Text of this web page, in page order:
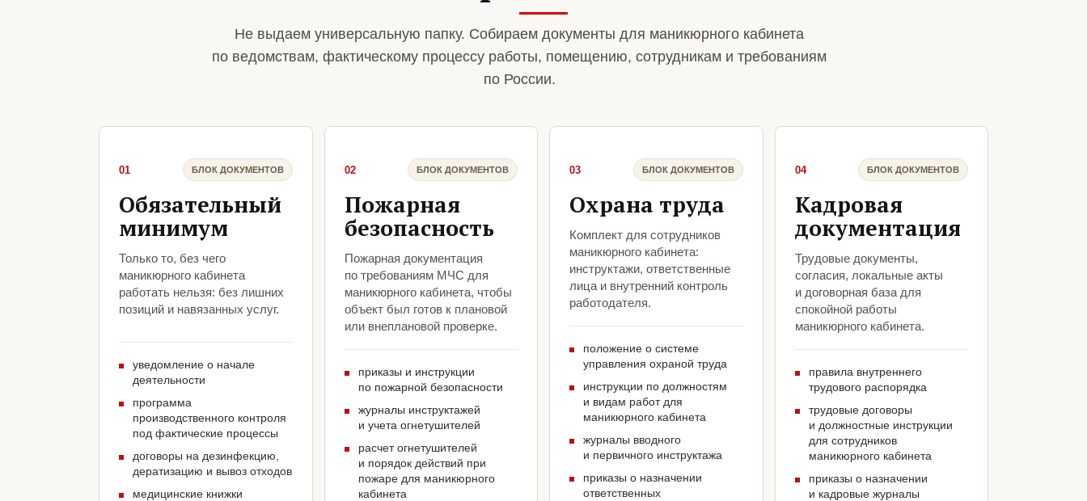
Не выдаем универсальную папку. Собираем документы для маникюрного кабинета
по ведомствам, фактическому процессу работы, помещению, сотрудникам и требованиям
по России.
01 БЛОК ДОКУМЕНТОВ
Обязательный
минимум
Только то, без чего
маникюрного кабинета
работать нельзя: без лишних
позиций и навязанных услуг.
уведомление о начале
деятельности
программа
производственного контроля
под фактические процессы
договоры на дезинфекцию,
дератизацию и вывоз отходов
медицинские книжки
02 БЛОК ДОКУМЕНТОВ
Пожарная
безопасность
Пожарная документация
по требованиям МЧС для
маникюрного кабинета, чтобы
объект был готов к плановой
или внеплановой проверке.
приказы и инструкции
по пожарной безопасности
журналы инструктажей
и учета огнетушителей
расчет огнетушителей
и порядок действий при
пожаре для маникюрного
кабинета
03 БЛОК ДОКУМЕНТОВ
Охрана труда
Комплект для сотрудников
маникюрного кабинета:
инструктажи, ответственные
лица и внутренний контроль
работодателя.
положение о системе
управления охраной труда
инструкции по должностям
и видам работ для
маникюрного кабинета
журналы вводного
и первичного инструктажа
приказы о назначении
ответственных
04 БЛОК ДОКУМЕНТОВ
Кадровая
документация
Трудовые документы,
согласия, локальные акты
и договорная база для
спокойной работы
маникюрного кабинета.
правила внутреннего
трудового распорядка
трудовые договоры
и должностные инструкции
для сотрудников
маникюрного кабинета
приказы о назначении
и кадровые журналы